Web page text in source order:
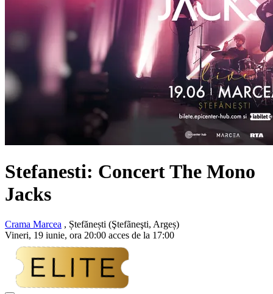
Stefanesti: ConcertThe Mono
Jacks
Crama Marcea , Ștefănești (Ştefãneşti, Argeș)
Vineri, 19 iunie, ora 20:00 acces de la 17:00